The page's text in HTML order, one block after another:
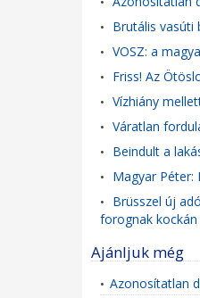
• Brutális vasúti
• VOSZ: a
• Friss! Az
• Vízhiány
• Váratlan
• Beindult a
• Magyar Péter:
• Brüsszel új
forognak kockán
Ajánljuk még
• Azonosítatlan